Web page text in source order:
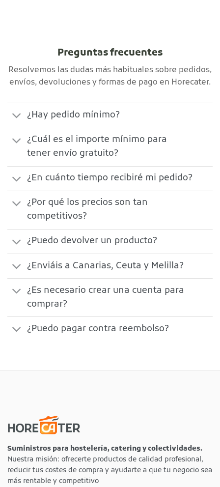
Preguntas frecuentes
Resolvemos las dudas más habituales sobre pedidos,
envíos, devoluciones y formas de pago en Horecater.
¿Hay pedido mínimo?
¿Cuál es el importe mínimo para
tener envío gratuito?
¿En cuánto tiempo recibiré mi pedido?
¿Por qué los precios son tan
competitivos?
¿Puedo devolver un producto?
¿Enviáis a Canarias, Ceuta y Melilla?
¿Es necesario crear una cuenta para
comprar?
¿Puedo pagar contra reembolso?
Suministros para hostelería, catering y colectividades.
Nuestra misión: ofrecerte productos de calidad profesional,
reducir tus costes de compra y ayudarte a que tu negocio sea
más rentable y competitivo